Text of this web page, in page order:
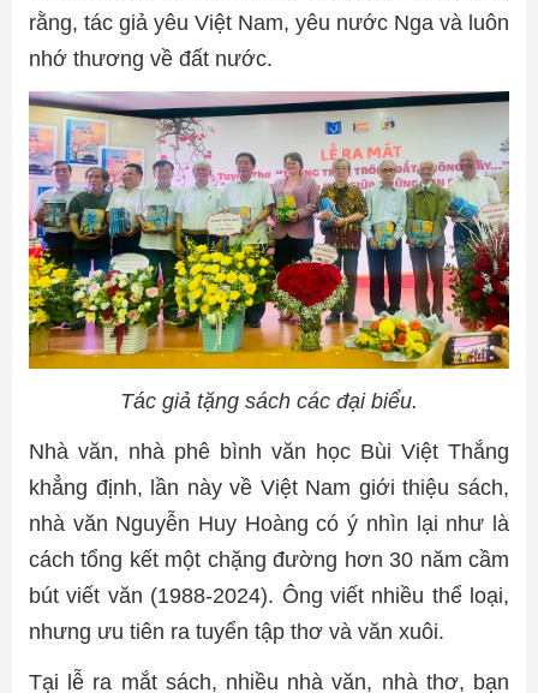
rằng, tác giả yêu Việt Nam, yêu nước Nga và luôn
nhớ thương về đất nước.
Tác giả tặng sách các đại biểu.
Nhà văn, nhà phê bình văn học Bùi Việt Thắng
khẳng định, lần này về Việt Nam giới thiệu sách,
nhà văn Nguyễn Huy Hoàng có ý nhìn lại như là
cách tổng kết một chặng đường hơn 30 năm cầm
bút viết văn (1988-2024). Ông viết nhiều thể loại,
nhưng ưu tiên ra tuyển tập thơ và văn xuôi.
Tại lễ ra mắt sách, nhiều nhà văn, nhà thơ, bạn